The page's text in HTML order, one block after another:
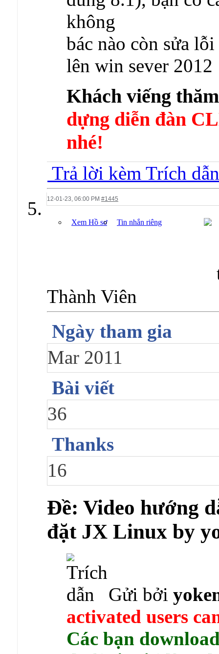
không
bác nào còn sửa
lên win sever 2012
Khách viếng
dựng diễn đàn
nhé!
Trả lời kèm Trích dẫn
12-01-23, 06:00 PM #1445
Xem Hồ sơ Tin nhắn riêng
Thành Viên
Ngày tham gia
Mar 2011
Bài viết
36
Thanks
16
Ðề: Video hướng
đặt JX Linux by
Gửi bởi
activated users
Các bạn